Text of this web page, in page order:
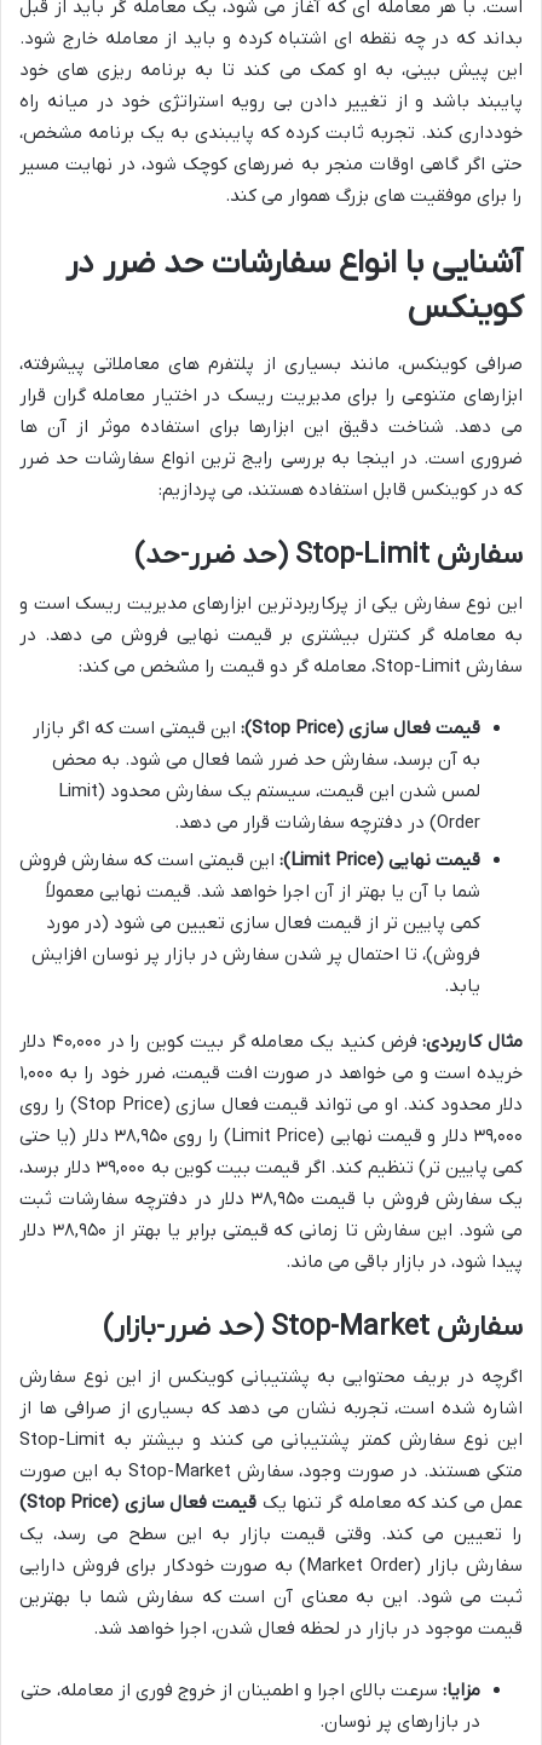
است. با هر معامله ای که آغاز می شود، یک معامله گر باید از قبل
بداند که در چه نقطه ای اشتباه کرده و باید از معامله خارج شود.
این پیش بینی، به او کمک می کند تا به برنامه ریزی های خود
پایبند باشد و از تغییر دادن بی رویه استراتژی خود در میانه راه
خودداری کند. تجربه ثابت کرده که پایبندی به یک برنامه مشخص،
حتی اگر گاهی اوقات منجر به ضررهای کوچک شود، در نهایت مسیر
را برای موفقیت های بزرگ هموار می کند.
آشنایی با انواع سفارشات حد ضرر در
کوینکس
صرافی کوینکس، مانند بسیاری از پلتفرم های معاملاتی پیشرفته،
ابزارهای متنوعی را برای مدیریت ریسک در اختیار معامله گران قرار
می دهد. شناخت دقیق این ابزارها برای استفاده موثر از آن ها
ضروری است. در اینجا به بررسی رایج ترین انواع سفارشات حد ضرر
که در کوینکس قابل استفاده هستند، می پردازیم:
سفارش Stop-Limit (حد ضرر-حد)
این نوع سفارش یکی از پرکاربردترین ابزارهای مدیریت ریسک است و
به معامله گر کنترل بیشتری بر قیمت نهایی فروش می دهد. در
سفارش Stop-Limit، معامله گر دو قیمت را مشخص می کند:
قیمت فعال سازی (Stop Price):
این قیمتی است که اگر بازار
به آن برسد، سفارش حد ضرر شما فعال می شود. به محض
لمس شدن این قیمت، سیستم یک سفارش محدود (Limit
Order) در دفترچه سفارشات قرار می دهد.
قیمت نهایی (Limit Price):
این قیمتی است که سفارش فروش
شما با آن یا بهتر از آن اجرا خواهد شد. قیمت نهایی معمولاً
کمی پایین تر از قیمت فعال سازی تعیین می شود (در مورد
فروش)، تا احتمال پر شدن سفارش در بازار پر نوسان افزایش
یابد.
مثال کاربردی:
فرض کنید یک معامله گر بیت کوین را در ۴۰,۰۰۰ دلار
خریده است و می خواهد در صورت افت قیمت، ضرر خود را به ۱,۰۰۰
دلار محدود کند. او می تواند قیمت فعال سازی (Stop Price) را روی
۳۹,۰۰۰ دلار و قیمت نهایی (Limit Price) را روی ۳۸,۹۵۰ دلار (یا حتی
کمی پایین تر) تنظیم کند. اگر قیمت بیت کوین به ۳۹,۰۰۰ دلار برسد،
یک سفارش فروش با قیمت ۳۸,۹۵۰ دلار در دفترچه سفارشات ثبت
می شود. این سفارش تا زمانی که قیمتی برابر یا بهتر از ۳۸,۹۵۰ دلار
پیدا شود، در بازار باقی می ماند.
سفارش Stop-Market (حد ضرر-بازار)
اگرچه در بریف محتوایی به پشتیبانی کوینکس از این نوع سفارش
اشاره شده است، تجربه نشان می دهد که بسیاری از صرافی ها از
این نوع سفارش کمتر پشتیبانی می کنند و بیشتر به Stop-Limit
متکی هستند. در صورت وجود، سفارش Stop-Market به این صورت
عمل می کند که معامله گر تنها یک قیمت فعال سازی (Stop Price)
را تعیین می کند. وقتی قیمت بازار به این سطح می رسد، یک
سفارش بازار (Market Order) به صورت خودکار برای فروش دارایی
ثبت می شود. این به معنای آن است که سفارش شما با بهترین
قیمت موجود در بازار در لحظه فعال شدن، اجرا خواهد شد.
مزایا: سرعت بالای اجرا و اطمینان از خروج فوری از معامله، حتی
در بازارهای پر نوسان.